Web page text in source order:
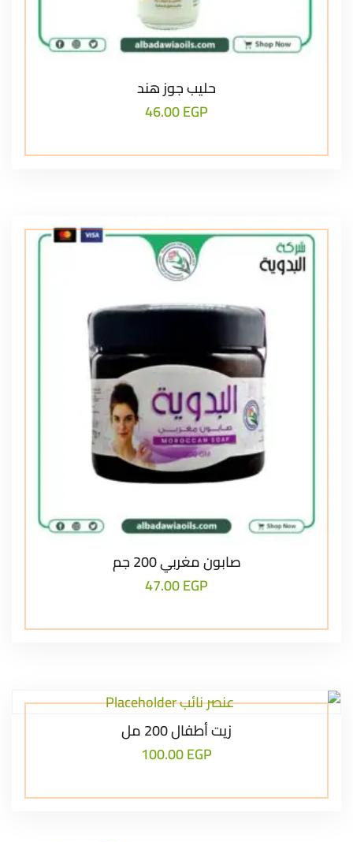
حليب جوز هند
46.00EGP
صابون مغربي 200 جم
47.00EGP
زيت أطفال 200 مل
100.00EGP